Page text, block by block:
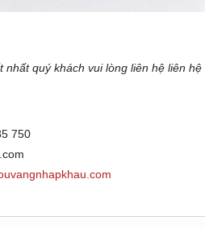
nhất quý khách vui lòng liên hệ liên
750